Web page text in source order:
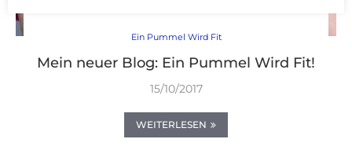
Ein Pummel Wird Fit
Mein neuer Blog: Ein Pummel Wird Fit!
15/10/2017
WEITERLESEN